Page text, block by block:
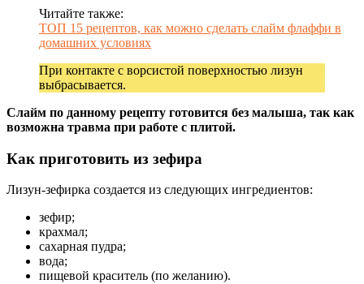
Читайте также:
ТОП 15 рецептов, как можно сделать слайм флаффи в
домашних условиях
При контакте с ворсистой поверхностью лизун
выбрасывается.
Слайм по данному рецепту готовится без малыша, так как
возможна травма при работе с плитой.
Как приготовить из зефира
Лизун-зефирка создается из следующих ингредиентов:
зефир;
крахмал;
сахарная пудра;
вода;
пищевой краситель (по желанию).